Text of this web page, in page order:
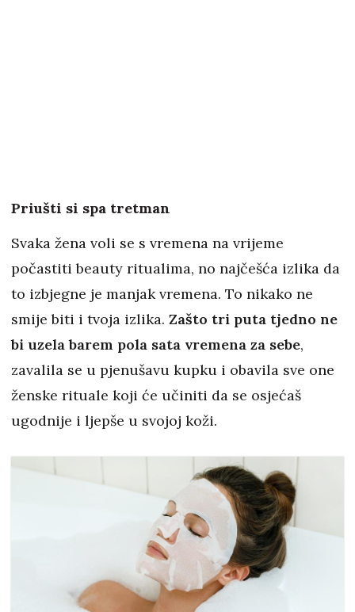
Priušti si spa tretman
Svaka žena voli se s vremena na vrijeme
počastiti beauty ritualima, no najčešća izlika da
to izbjegne je manjak vremena. To nikako ne
smije biti i tvoja izlika. Zašto tri puta tjedno ne
bi uzela barem pola sata vremena za sebe,
zavalila se u pjenušavu kupku i obavila sve one
ženske rituale koji će učiniti da se osjećaš
ugodnije i ljepše u svojoj koži.